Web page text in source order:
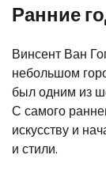
Ранние
Винсент Ван
небольшом
был одним из
С самого
искусству и
и стили.